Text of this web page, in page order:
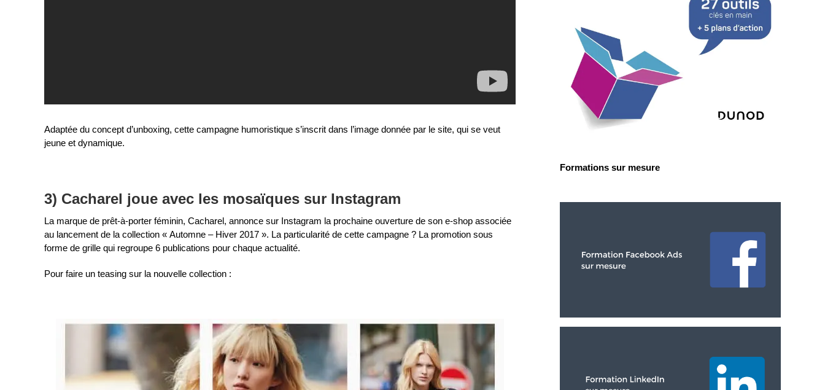
Adaptée du concept d’unboxing, cette campagne humoristique s’inscrit dans l’image donnée par le site, qui se veut
jeune et dynamique.
3) Cacharel joue avec les mosaïques sur Instagram
La marque de prêt-à-porter féminin, Cacharel, annonce sur Instagram la prochaine ouverture de son e-shop associée
au lancement de la collection « Automne – Hiver 2017 ». La particularité de cette campagne ? La promotion sous
forme de grille qui regroupe 6 publications pour chaque actualité.
Pour faire un teasing sur la nouvelle collection :
Formations sur mesure